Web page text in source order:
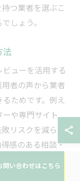
つ業者を選ぶこ
しょう。
法
ューを活用する
者の声から業者
ためです。例え
や専門サイト
リスクを減らせ
感のある相談・
問い合わせはこちら